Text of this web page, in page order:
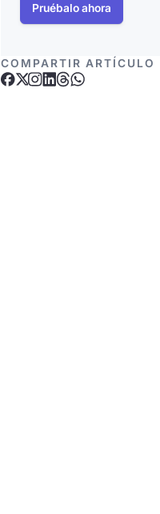
Pruébalo ahora
COMPARTIR ARTÍCULO